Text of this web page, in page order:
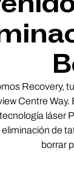
Recovery,
Centre
láser
de
borrar